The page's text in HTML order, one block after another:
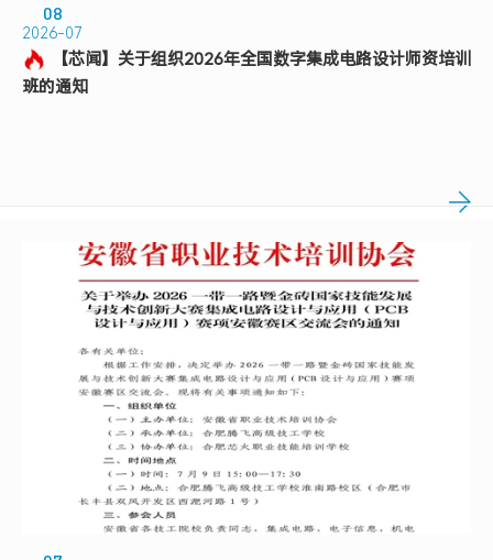
08
2026-07
【芯闻】关于组织2026年全国数字集成电路设计师资培训
班的通知